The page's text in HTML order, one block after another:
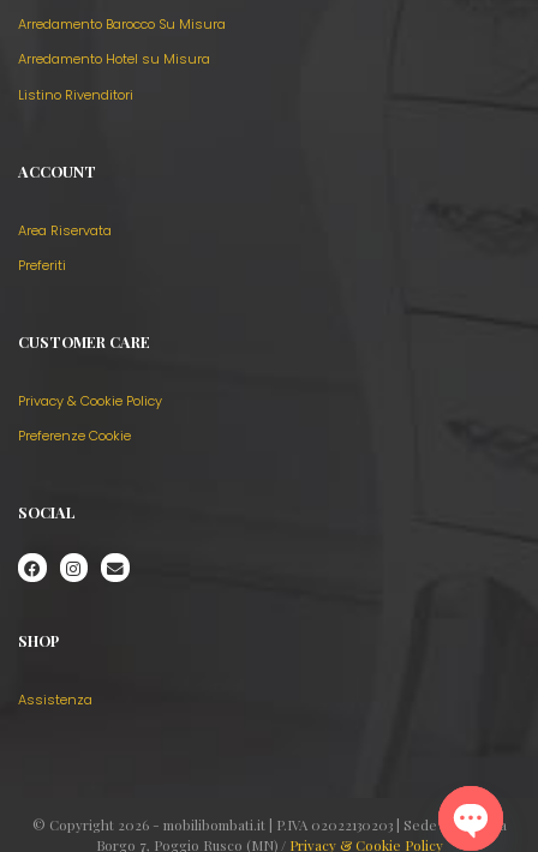
Arredamento Barocco Su Misura
Arredamento Hotel su Misura
Listino Rivenditori
ACCOUNT
Area Riservata
Preferiti
CUSTOMER CARE
Privacy & Cookie Policy
Preferenze Cookie
SOCIAL
SHOP
Assistenza
© Copyright 2026 - mobilibombati.it | P.IVA 02022130203 | Sede legale: Via
Borgo 7, Poggio Rusco (MN) / Privacy & Cookie Policy